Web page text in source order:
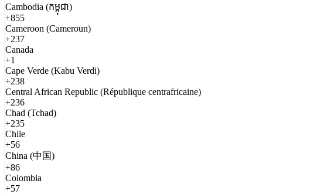
Cambodia (កម្ពុជា)
+855
Cameroon (Cameroun)
+237
Canada
+1
Cape Verde (Kabu Verdi)
+238
Central African Republic (République centrafricaine)
+236
Chad (Tchad)
+235
Chile
+56
China (中国)
+86
Colombia
+57